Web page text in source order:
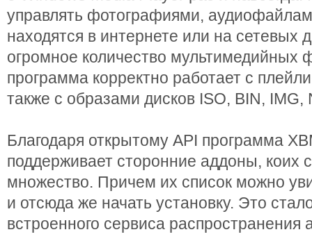
управлять фотографиями,
находятся в интернете или на сетевых
огромное количество мультимедийных
программа корректно работает с
также с образами дисков ISO, BIN, IMG,
Благодаря открытому API программа
поддерживает сторонние аддоны, коих
множество. Причем их список можно
и отсюда же начать установку. Это
встроенного сервиса распространения